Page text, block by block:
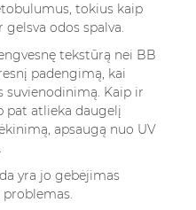
tokius kaip
odos spalva.
tekstūrą nei BB
padengimą, kai
suvienodinimą. Kaip ir
pat atlieka daugelį
apsaugą nuo UV
yra jo gebėjimas